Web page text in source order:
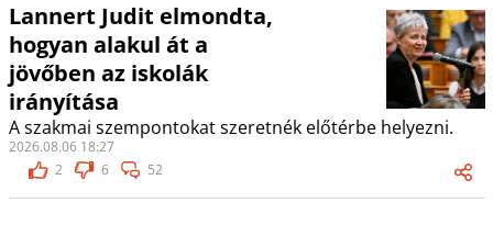
Lannert Judit elmondta,
hogyan alakul át a
jövőben az iskolák
irányítása
A szakmai szempontokat szeretnék előtérbe helyezni.
2026.08.06 18:27
2
6 52